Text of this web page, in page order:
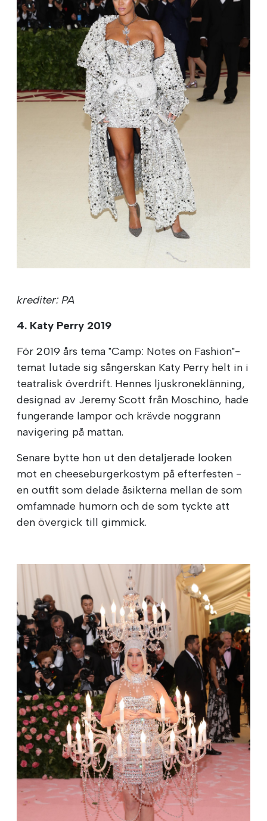
krediter: PA
4. Katy Perry 2019
För 2019 års tema "Camp: Notes on Fashion"-
temat lutade sig sångerskan Katy Perry helt in i
teatralisk överdrift. Hennes ljuskroneklänning,
designad av Jeremy Scott från Moschino, hade
fungerande lampor och krävde noggrann
navigering på mattan.
Senare bytte hon ut den detaljerade looken
mot en cheeseburgerkostym på efterfesten -
en outfit som delade åsikterna mellan de som
omfamnade humorn och de som tyckte att
den övergick till gimmick.